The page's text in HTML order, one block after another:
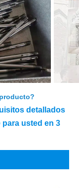
detallados
usted en 3